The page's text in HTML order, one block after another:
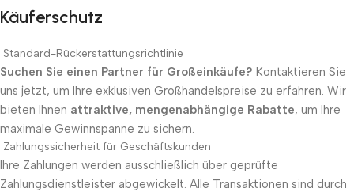
Käuferschutz
Standard-Rückerstattungsrichtlinie
Suchen Sie einen Partner für Großeinkäufe? Kontaktieren Sie
uns jetzt, um Ihre exklusiven Großhandelspreise zu erfahren. Wir
bieten Ihnen attraktive, mengenabhängige Rabatte, um Ihre
maximale Gewinnspanne zu sichern.
Zahlungssicherheit für Geschäftskunden
Ihre Zahlungen werden ausschließlich über geprüfte
Zahlungsdienstleister abgewickelt. Alle Transaktionen sind durch